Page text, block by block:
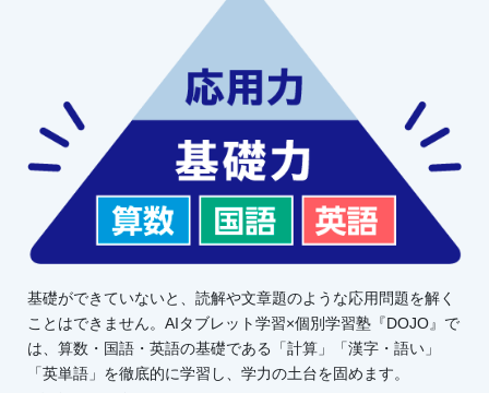
基礎ができていないと、読解や文章題のような応用問題を解く
ことはできません。AIタブレット学習×個別学習塾『DOJO』で
は、算数・国語・英語の基礎である「計算」「漢字・語い」
「英単語」を徹底的に学習し、学力の土台を固めます。